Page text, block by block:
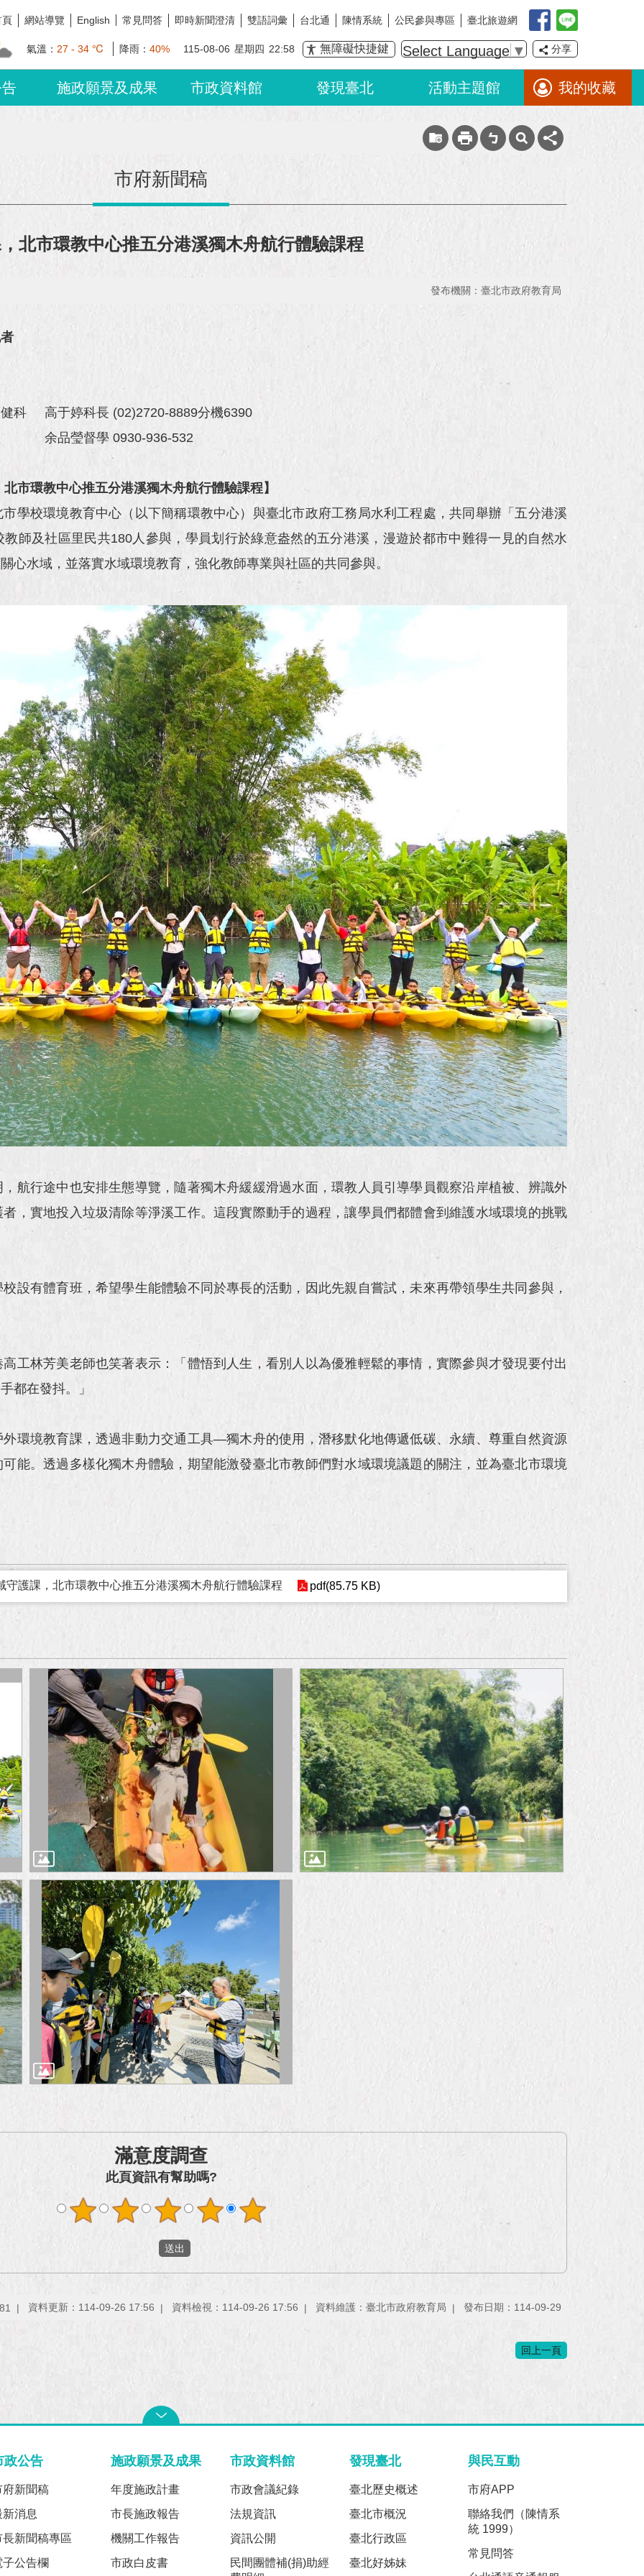
頁 網站導覽 English 常見問答 即時新聞澄清 雙語詞彙 台北通 陳情系統 公民參與專區 臺北旅遊網
氣溫： 27 - 34 ℃ 降雨： 40% 115-08-06 星期四 22:58 無障礙快捷鍵 Select Language ▼ 分享
施政願景及成果 市政資料館 發現臺北 活動主題館 我的收藏
市府新聞稿
北市環教中心推五分港溪獨木舟航行體驗課程
發布機關：臺北市政府教育局
科 高于婷科長 (02)2720-8889分機6390
余品瑩督學 0930-936-532
市環教中心推五分港溪獨木舟航行體驗課程】
學校環境教育中心（以下簡稱環教中心）與臺北市政府工務局水利工程處，共同舉辦「五分港溪
師及社區里民共180人參與，學員划行於綠意盎然的五分港溪，漫遊於都市中難得一見的自然水
心水域，並落實水域環境教育，強化教師專業與社區的共同參與。
行途中也安排生態導覽，隨著獨木舟緩緩滑過水面，環教人員引導學員觀察沿岸植被、辨識外
，實地投入垃圾清除等淨溪工作。這段實際動手的過程，讓學員們都體會到維護水域環境的挑戰
有體育班，希望學生能體驗不同於專長的活動，因此先親自嘗試，未來再帶領學生共同參與，
林芳美老師也笑著表示：「體悟到人生，看別人以為優雅輕鬆的事情，實際參與才發現要付出
都在發抖。」
環境教育課，透過非動力交通工具—獨木舟的使用，潛移默化地傳遞低碳、永續、尊重自然資源
能。透過多樣化獨木舟體驗，期望能激發臺北市教師們對水域環境議題的關注，並為臺北市環境
護課，北市環教中心推五分港溪獨木舟航行體驗課程 pdf(85.75 KB)
滿意度調查
此頁資訊有幫助嗎?
資料更新：114-09-26 17:56 資料檢視：114-09-26 17:56 資料維護：臺北市政府教育局 發布日期：114-09-29
回上一頁
政公告
府新聞稿
新消息
長新聞稿專區
子公告欄
施政願景及成果
年度施政計畫
市長施政報告
機關工作報告
市政白皮書
市政資料館
市政會議紀錄
法規資訊
資訊公開
民間團體補(捐)助經
發現臺北
臺北歷史概述
臺北市概況
臺北行政區
臺北好姊妹
與民互動
市府APP
聯絡我們（陳情系
統 1999）
常見問答